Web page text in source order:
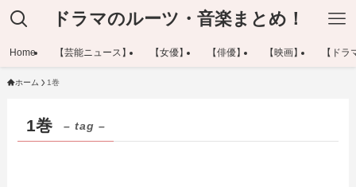
ドラマのルーツ・音楽まとめ！
Home 【芸能ニュース】 【女優】 【俳優】 【映画】 【ドラ
ホーム 1巻
1巻 – tag –